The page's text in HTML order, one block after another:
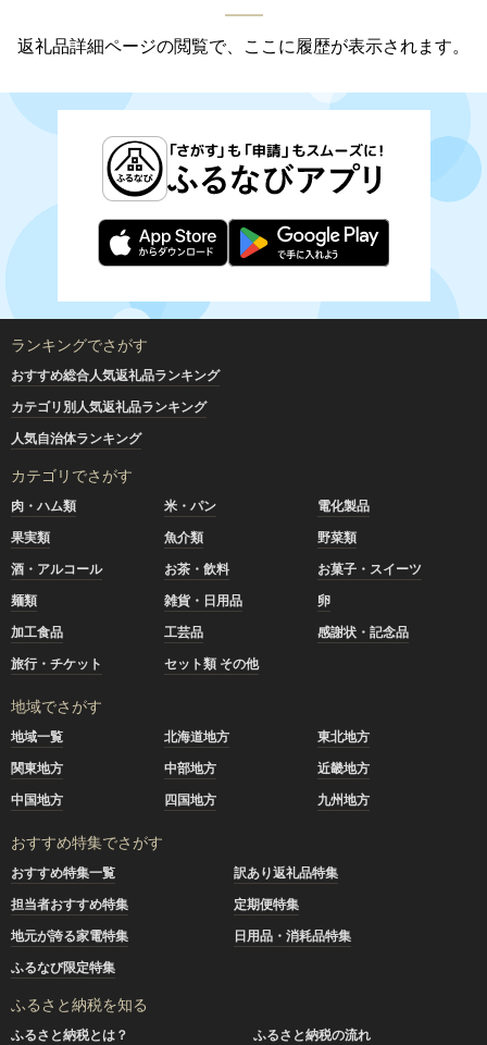
返礼品詳細ページの閲覧で、ここに履歴が表示されます。
ランキングでさがす
おすすめ総合人気返礼品ランキング
カテゴリ別人気返礼品ランキング
人気自治体ランキング
カテゴリでさがす
肉・ハム類 米・パン
電化製品
果実類
魚介類
野菜類
酒・アルコール
お茶・飲料
お菓子・スイーツ
麺類
雑貨・日用品
卵
加工食品
工芸品
感謝状・記念品
旅行・チケット
セット類 その他
地域でさがす
地域一覧 北海道地方
東北地方
関東地方
中部地方
近畿地方
中国地方
四国地方 九州地方
おすすめ特集でさがす
おすすめ特集一覧
訳あり返礼品特集
担当者おすすめ特集
定期便特集
地元が誇る家電特集
日用品・消耗品特集
ふるなび限定特集
ふるさと納税を知る
ふるさと納税とは？
ふるさと納税の流れ